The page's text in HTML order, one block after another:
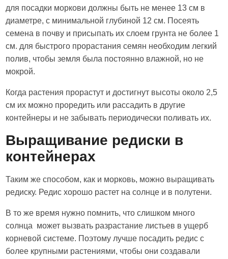
для посадки моркови должны быть не менее 13 см в
диаметре, с минимальной глубиной 12 см. Посеять
семена в почву и присыпать их слоем грунта не более 1
см. для быстрого прорастания семян необходим легкий
полив, чтобы земля была постоянно влажной, но не
мокрой.
Когда растения прорастут и достигнут высоты около 2,5
см их можно проредить или рассадить в другие
контейнеры и не забывать периодически поливать их.
Выращивание редиски в
контейнерах
Таким же способом, как и морковь, можно выращивать
редиску. Редис хорошо растет на солнце и в полутени.
В то же время нужно помнить, что слишком много
солнца может вызвать разрастание листьев в ущерб
корневой системе. Поэтому лучше посадить редис с
более крупными растениями, чтобы они создавали